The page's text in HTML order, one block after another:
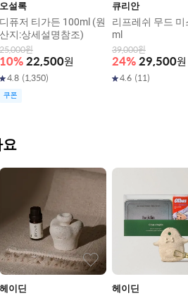
오설록
디퓨저 티가든 100ml (원
산지:상세설명참조)
25,000원
10% 22,500원
4.8 (1,350)
쿠폰
큐리안
리프레쉬 무드 미
ml
39,000원
24% 29,500원
4.6 (11)
헤이딘 헤이딘